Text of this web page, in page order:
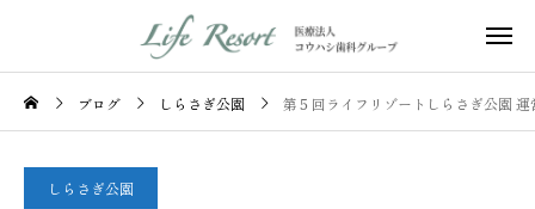
ブログ しらさぎ公園 第５回ライフリゾートしらさぎ公園
しらさぎ公園